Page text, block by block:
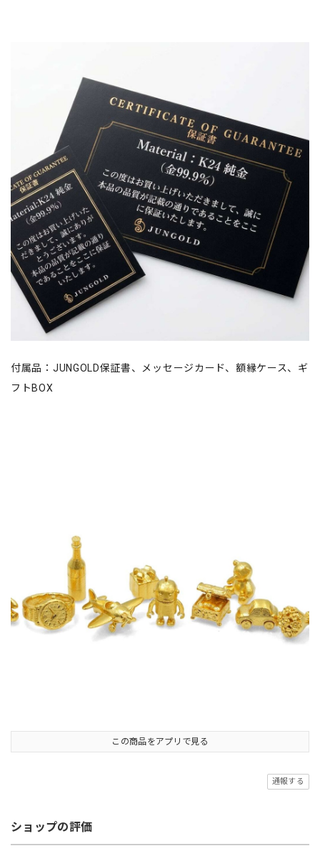
付属品：JUNGOLD保証書、メッセージカード、額縁ケース、ギ
フトBOX
この商品をアプリで見る
通報する
ショップの評価